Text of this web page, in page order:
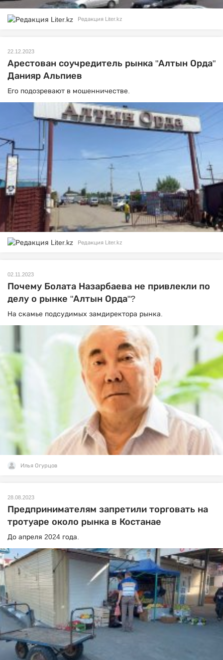
Редакция Liter.kz
22.12.2023
Арестован соучредитель рынка "Алтын Орда"
Данияр Альпиев
Его подозревают в мошенничестве.
Редакция Liter.kz
02.11.2023
Почему Болата Назарбаева не привлекли по
делу о рынке "Алтын Орда"?
На скамье подсудимых замдиректора рынка.
Илья Огурцов
28.08.2023
Предпринимателям запретили торговать на
тротуаре около рынка в Костанае
До апреля 2024 года.